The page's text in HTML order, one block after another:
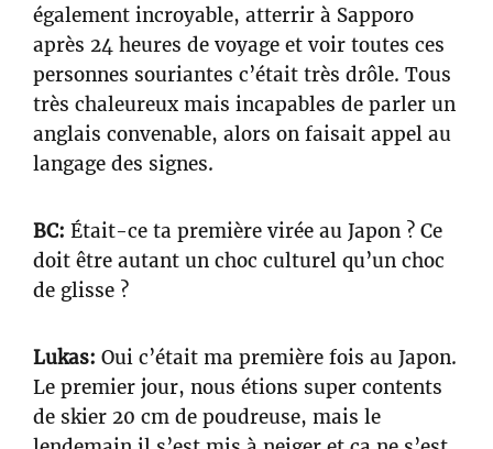
également incroyable, atterrir à Sapporo
après 24 heures de voyage et voir toutes ces
personnes souriantes c’était très drôle. Tous
très chaleureux mais incapables de parler un
anglais convenable, alors on faisait appel au
langage des signes.
BC: Était-ce ta première virée au Japon ? Ce
doit être autant un choc culturel qu’un choc
de glisse ?
Lukas: Oui c’était ma première fois au Japon.
Le premier jour, nous étions super contents
de skier 20 cm de poudreuse, mais le